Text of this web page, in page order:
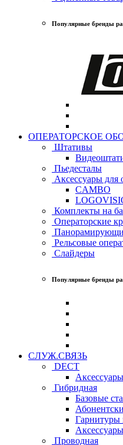
Популярные бренды
ОПЕРАТОРСКОЕ
Штативы
Пьедесталы
Аксессуары для
CAMBO
Комплекты на
Операторские
Рельсовые
Слайдеры
Популярные бренды
СЛУЖ.СВЯЗЬ
DECT
Аксессуары
Гибридная
Базовые
Аксессуары
Проводная